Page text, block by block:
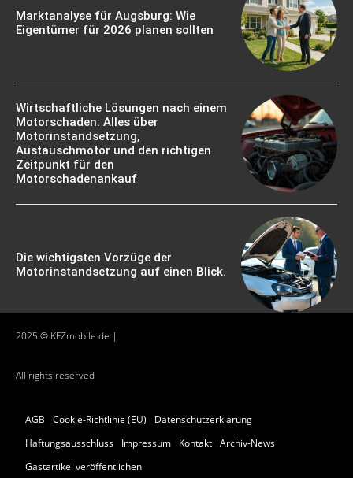
Marktanalyse für Augsburg: Wie
Eigentümer für 2026 planen sollten
Wirtschaftliche Lösungen nach einem
Motorschaden: Alles über
Motorinstandsetzung,
Austauschmotor und den richtigen
Zeitpunkt für den
Motorschadenankauf
Die wichtigsten Vorzüge der
Motorinstandsetzung auf einen Blick.
2025 © KFZmobile.de |
All rights reserved
AGB Cookie-Richtlinie (EU)
Datenschutzerklärung
Haftungsausschluss
Impressum Kontakt Archiv-News
Gastartikel veröffentlichen